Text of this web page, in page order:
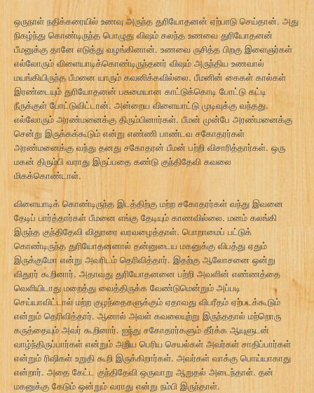
ஒருநாள் நதிக்கரையில் உணவு அருந்த துரியோதனன் ஏற்பாடு செய்தான். அது
நிகழ்ந்து கொண்டிருந்த பொழுது விஷம் கலந்த உணவை துரியோதனன்
பீமனுக்கு தானே எடுத்து வழங்கினான். உணவை ருசித்த பிறகு இளைஞர்கள்
எல்லோரும் விளையாடிக்கொண்டிருந்தனர் விஷம் அருந்திய உணவால்
மயங்கியிருந்த பீமனை யாரும் கவனிக்கவில்லை. பீமனின் கைகள் கால்கள்
இரண்டையும் துரியோதனன் பசுமையான காட்டுக்கொடி போட்டு கட்டி
நீருக்குள் போட்டுவிட்டான். அன்றைய விளையாட்டு முடிவுக்கு வந்தது.
எல்லோரும் அரண்மனைக்கு திரும்பினார்கள். பீமன் முன்பே அரண்மனைக்கு
சென்று இருக்கக்கூடும் என்று எண்ணி பாண்டவ சகோதரர்கள்
அரண்மனைக்கு வந்து தனது சகோதரன் பீமன் பற்றி விசாரித்தார்கள். ஒரு
மகன் திரும்பி வராது இருப்பதை கண்டு குந்திதேவி கவலை
மிகக்கொண்டாள்.
விளையாடிக் கொண்டிருந்த இடத்திற்கு மற்ற சகோதரர்கள் வந்து இவனை
தேடிப் பார்த்தார்கள் பீமனை எங்கு தேடியும் காணவில்லை. மனம் கலங்கி
இருந்த குந்திதேவி விதுரரை வரவழைத்தாள். பொறாமைப் பட்டுக்
கொண்டிருந்த துரியோதனனால் தன்னுடைய மகனுக்கு விபத்து ஏதும்
இருக்குமோ என்று அவரிடம் தெரிவித்தார். இதற்கு ஆலோசனை ஒன்று
விதுரர் கூறினார். அதாவது துரியோதனனை பற்றி அவளின் எண்ணத்தை
வெளியிடாது மறைத்து வைத்திருக்க வேண்டுமென்றும் அப்படி
செய்யாவிட்டால் மற்ற குழந்தைகளுக்கும் ஏதாவது விபரீதம் ஏற்படக்கூடும்
என்றும் தெரிவித்தார். ஆனால் அவள் கவலையுற்று இருந்ததால் மற்றொரு
கருத்தையும் அவர் கூறினார். ஐந்து சகோதரர்களும் தீர்க்க ஆயுளுடன்
வாழ்ந்திருப்பார்கள் என்றும் அறிய பெரிய செயல்கள் அவர்கள் சாதிப்பார்கள்
என்றும் ரிஷிகள் உறுதி கூறி இருக்கிறார்கள். அவர்கள் வாக்கு பொய்யாகாது
என்றார். அதை கேட்ட குந்திதேவி ஒருவாறு ஆறுதல் அடைந்தாள். தன்
மகனுக்கு கேடும் ஒன்றும் வராது என்று நம்பி இருந்தாள்.